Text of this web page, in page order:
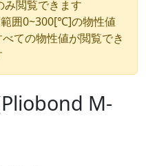
閲覧できます
囲0~300[℃]の物性値
ての物性値が閲覧でき
M-